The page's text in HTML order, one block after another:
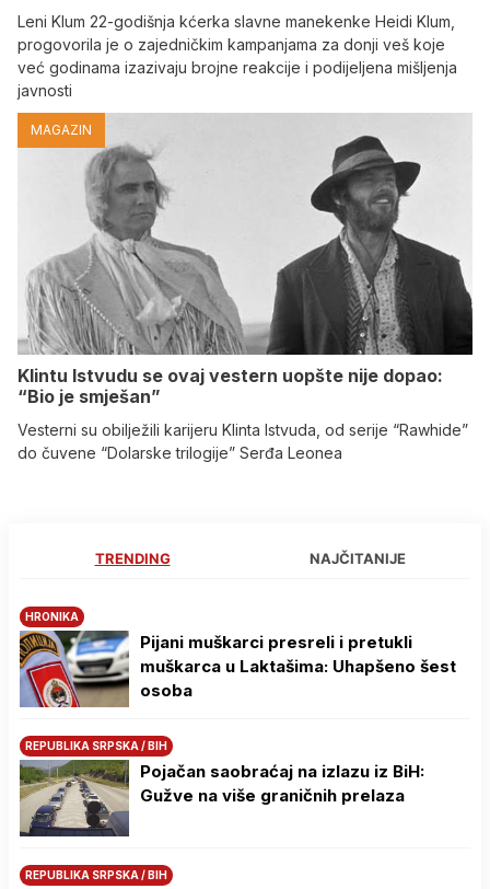
Leni Klum 22-godišnja kćerka slavne manekenke Heidi Klum,
progovorila je o zajedničkim kampanjama za donji veš koje
već godinama izazivaju brojne reakcije i podijeljena mišljenja
javnosti
MAGAZIN
Klintu Istvudu se ovaj vestern uopšte nije dopao:
“Bio je smješan”
Vesterni su obilježili karijeru Klinta Istvuda, od serije “Rawhide”
do čuvene “Dolarske trilogije” Serđa Leonea
TRENDING NAJČITANIJE
HRONIKA
Pijani muškarci presreli i pretukli
muškarca u Laktašima: Uhapšeno šest
osoba
REPUBLIKA SRPSKA / BIH
Pojačan saobraćaj na izlazu iz BiH:
Gužve na više graničnih prelaza
REPUBLIKA SRPSKA / BIH